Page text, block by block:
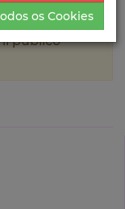
público
os Cookies